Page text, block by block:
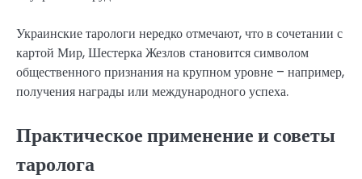
Украинские тарологи нередко отмечают, что в сочетании с
картой Мир, Шестерка Жезлов становится символом
общественного признания на крупном уровне – например,
получения награды или международного успеха.
Практическое применение и советы
таролога